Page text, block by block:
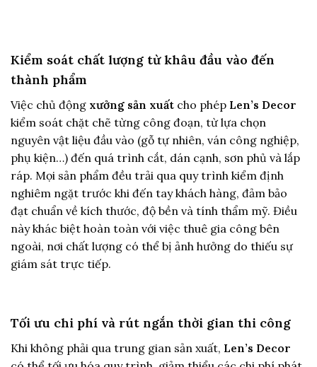
Kiểm soát chất lượng từ khâu đầu vào đến
thành phẩm
Việc chủ động xưởng sản xuất cho phép Len’s Decor
kiểm soát chặt chẽ từng công đoạn, từ lựa chọn
nguyên vật liệu đầu vào (gỗ tự nhiên, ván công nghiệp,
phụ kiện…) đến quá trình cắt, dán cạnh, sơn phủ và lắp
ráp. Mọi sản phẩm đều trải qua quy trình kiểm định
nghiêm ngặt trước khi đến tay khách hàng, đảm bảo
đạt chuẩn về kích thước, độ bền và tính thẩm mỹ. Điều
này khác biệt hoàn toàn với việc thuê gia công bên
ngoài, nơi chất lượng có thể bị ảnh hưởng do thiếu sự
giám sát trực tiếp.
Tối ưu chi phí và rút ngắn thời gian thi công
Khi không phải qua trung gian sản xuất, Len’s Decor